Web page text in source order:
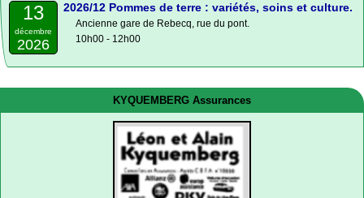
13
décembre
2026
2026/12 Pommes de terre : variétés, soins et culture.
Ancienne gare de Rebecq, rue du pont.
10h00 - 12h00
KYQUEMBERG Assurances